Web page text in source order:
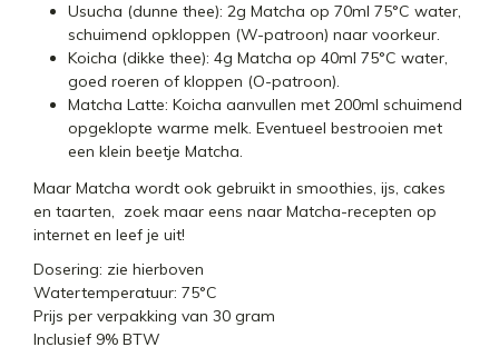
Usucha (dunne thee): 2g Matcha op 70ml 75°C water,
schuimend opkloppen (W-patroon) naar voorkeur.
Koicha (dikke thee): 4g Matcha op 40ml 75°C water,
goed roeren of kloppen (O-patroon).
Matcha Latte: Koicha aanvullen met 200ml schuimend
opgeklopte warme melk. Eventueel bestrooien met
een klein beetje Matcha.
Maar Matcha wordt ook gebruikt in smoothies, ijs, cakes
en taarten, zoek maar eens naar Matcha-recepten op
internet en leef je uit!
Dosering: zie hierboven
Watertemperatuur: 75°C
Prijs per verpakking van 30 gram
Inclusief 9% BTW